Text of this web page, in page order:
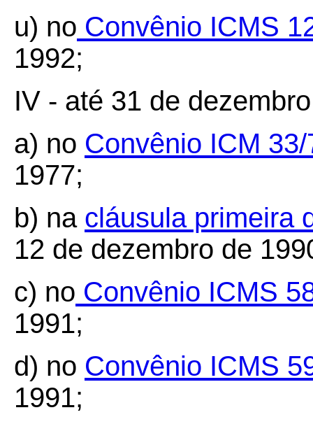
u) no Convênio ICMS
1992;
IV - até 31 de
a) no Convênio ICM 33/
1977;
b) na cláusula primeira
12 de dezembro de
c) no Convênio ICMS
1991;
d) no Convênio ICMS
1991;